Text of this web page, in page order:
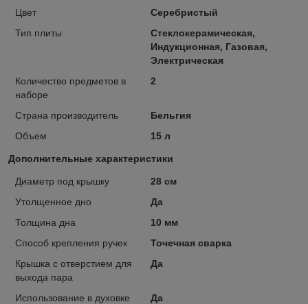
Цвет
Серебристый
Тип плиты
Стеклокерамическая,
Индукционная, Газовая,
Электрическая
Количество предметов в
наборе
2
Страна производитель
Бельгия
Объем
15 л
Дополнительные характеристики
Диаметр под крышку
28 см
Утолщенное дно
Да
Толщина дна
10 мм
Способ крепления ручек
Точечная сварка
Крышка с отверстием для
выхода пара
Да
Использование в духовке
Да